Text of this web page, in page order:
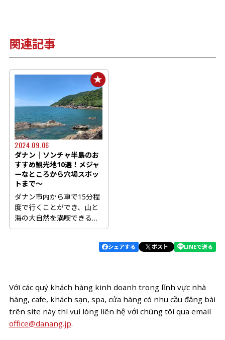
関連記事
2024.09.06
ダナン｜ソンチャ半島のお
すすめ観光地10選！メジャ
ーなところから穴場スポッ
トまで～
ダナン市内から車で15分程
度で行くことができ、山と
海の大自然を満喫できるソ
ンチャ半島。 自然保護区に
シェアする ポスト LINEで送る
Với các quý khách hàng kinh doanh trong lĩnh vực nhà
hàng, cafe, khách sạn, spa, cửa hàng có nhu cầu đăng bài
trên site này thì vui lòng liên hệ với chúng tôi qua email
office@danang.jp.